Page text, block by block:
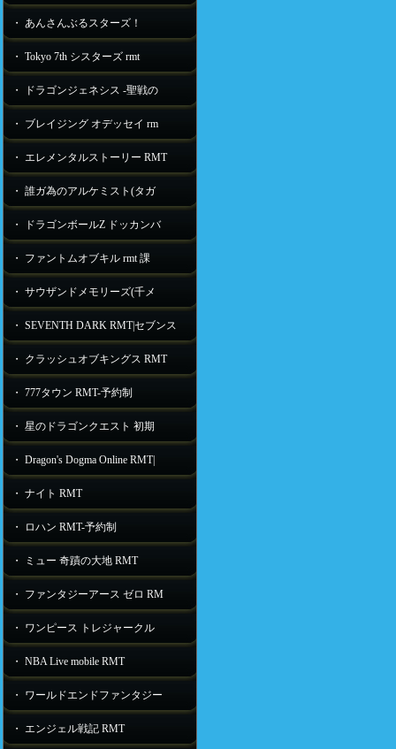
・ あんさんぶるスターズ！
・ Tokyo 7th シスターズ rmt
・ ドラゴンジェネシス -聖戦の
・ ブレイジング オデッセイ rm
・ エレメンタルストーリー RMT
・ 誰ガ為のアルケミスト(タガ
・ ドラゴンボールZ ドッカンバ
・ ファントムオブキル rmt 課
・ サウザンドメモリーズ(千メ
・ SEVENTH DARK RMT|セブンス
・ クラッシュオブキングス RMT
・ 777タウン RMT-予約制
・ 星のドラゴンクエスト 初期
・ Dragon's Dogma Online RMT|
・ ナイト RMT
・ ロハン RMT-予約制
・ ミュー 奇蹟の大地 RMT
・ ファンタジーアース ゼロ RM
・ ワンピース トレジャークル
・ NBA Live mobile RMT
・ ワールドエンドファンタジー
・ エンジェル戦記 RMT